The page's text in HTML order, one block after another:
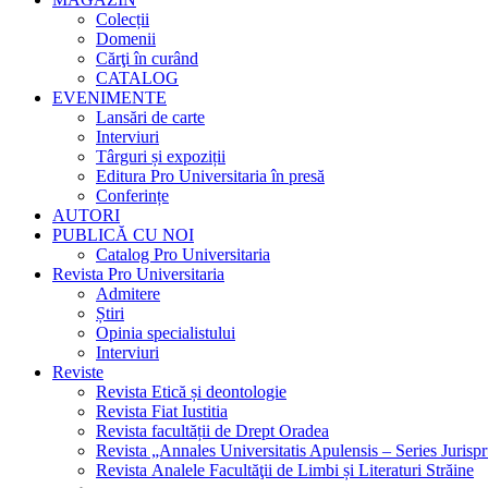
Colecții
Domenii
Cărţi în curând
CATALOG
EVENIMENTE
Lansări de carte
Interviuri
Târguri și expoziții
Editura Pro Universitaria în presă
Conferințe
AUTORI
PUBLICĂ CU NOI
Catalog Pro Universitaria
Revista Pro Universitaria
Admitere
Știri
Opinia specialistului
Interviuri
Reviste
Revista Etică și deontologie
Revista Fiat Iustitia
Revista facultății de Drept Oradea
Revista „Annales Universitatis Apulensis – Series
Revista Analele Facultăţii de Limbi și Literaturi Străine